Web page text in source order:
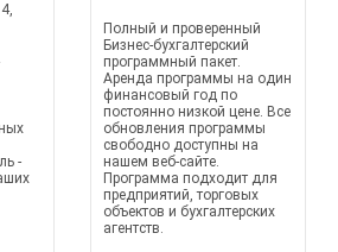
-
Полный и проверенный
Бизнес-бухгалтерский
программный пакет.
Аренда программы на один
финансовый год по
постоянно низкой цене. Все
обновления программы
свободно доступны на
нашем веб-сайте.
Программа подходит для
предприятий, торговых
объектов и бухгалтерских
агентств.